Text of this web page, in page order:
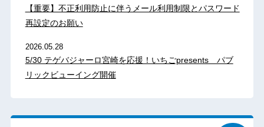
【重要】不正利用防止に伴うメール利用制限とパスワード
再設定のお願い
2026.05.28
5/30 テゲバジャーロ宮崎を応援！いちごpresents パブ
リックビューイング開催